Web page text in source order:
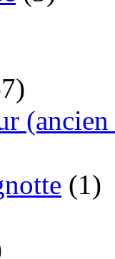
(ancien
(1)